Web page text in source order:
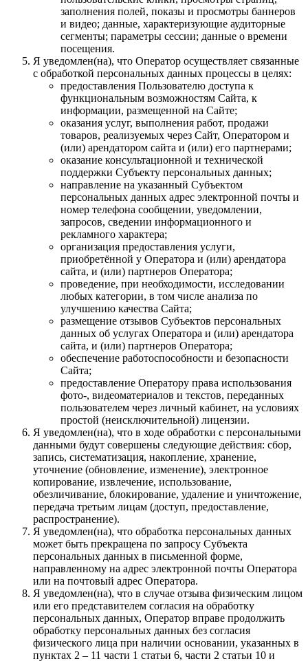
заполнения полей, показы и просмотры баннеров
и видео; данные, характеризующие аудиторные
сегменты; параметры сессии; данные о времени
посещения.
Я уведомлен(на), что Оператор осуществляет связанные
с обработкой персональных данных процессы в целях:
предоставления Пользователю доступа к
функциональным возможностям Сайта, к
информации, размещенной на Сайте;
оказания услуг, выполнения работ, продажи
товаров, реализуемых через Сайт, Оператором и
(или) арендатором сайта и (или) его партнерами;
оказание консультационной и технической
поддержки Субъекту персональных данных;
направление на указанный Субъектом
персональных данных адрес электронной почты и
номер телефона сообщении, уведомлении,
запросов, сведении информационного и
рекламного характера;
организация предоставления услуги,
приобретённой у Оператора и (или) арендатора
сайта, и (или) партнеров Оператора;
проведение, при необходимости, исследовании
любых категории, в том числе анализа по
улучшению качества Сайта;
размещение отзывов Субъектов персональных
данных об услугах Оператора и (или) арендатора
сайта, и (или) партнеров Оператора;
обеспечение работоспособности и безопасности
Сайта;
предоставление Оператору права использования
фото-, видеоматериалов и текстов, переданных
пользователем через личный кабинет, на условиях
простой (неисключительной) лицензии.
Я уведомлен(на), что в ходе обработки с персональными
данными будут совершены следующие действия: сбор,
запись, систематизация, накопление, хранение,
уточнение (обновление, изменение), электронное
копирование, извлечение, использование,
обезличивание, блокирование, удаление и уничтожение,
передача третьим лицам (доступ, предоставление,
распространение).
Я уведомлен(на), что обработка персональных данных
может быть прекращена по запросу Субъекта
персональных данных в письменной форме,
направленному на адрес электронной почты Оператора
или на почтовый адрес Оператора.
Я уведомлен(на), что в случае отзыва физическим лицом
или его представителем согласия на обработку
персональных данных, Оператор вправе продолжить
обработку персональных данных без согласия
физического лица при наличии основании, указанных в
пунктах 2 – 11 части 1 статьи 6, части 2 статьи 10 и